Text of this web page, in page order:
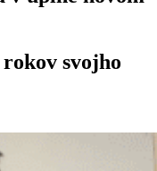
rokov svojho